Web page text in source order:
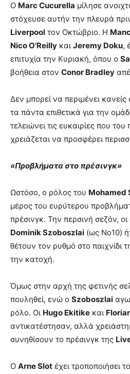
Ο Marc Cucurella μίλησε
στόχευσε αυτήν την πλευρά
Liverpool τον Οκτώβριο. Η
Nico O’Reilly και Jeremy Doku,
επιτυχία την Κυριακή, όπου ο
βοήθεια στον Conor Bradley
Δεν μπορεί να περιμένει
τα πάντα επιθετικά για την
τελειώνει τις ευκαιρίες που
χρειάζεται να προσφέρει
«Προβλήματα στο πρέσινγκ»
Ωστόσο, ο ρόλος του Mohamed
μέρος του ευρύτερου
πρέσινγκ. Την περσινή σεζόν, οι
Dominik Szoboszlai (ως Νο10)
θέτουν τον ρυθμό στο παιχνίδι
την κατοχή.
Όμως στην αρχή της φετινής
πουληθεί, ενώ ο Szoboszlai
ρόλο. Οι Hugo Ekitike και
αντικατέστησαν, αλλά
συνηθίσουν το πρέσινγκ της
Ο Arne Slot έχει τροποποιήσει